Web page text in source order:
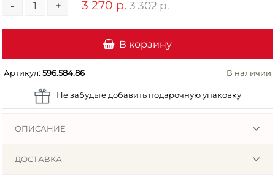
- + 3 270 р. 3 302 р.
В корзину
Артикул:596.584.86 В наличии
Не забудьте добавить подарочную упаковку
ОПИСАНИЕ
ДОСТАВКА